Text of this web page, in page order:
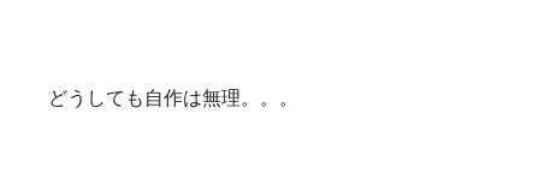
どうしても自作は無理。。。